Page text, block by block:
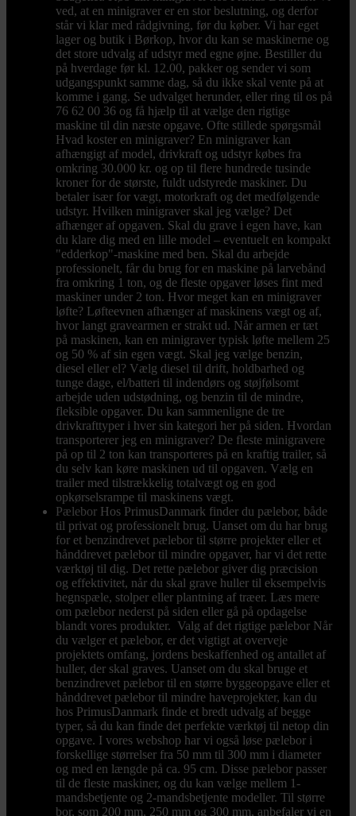
ved, at en minigraver er en stor beslutning, og derfor
står vi klar med rådgivning, før du køber. Vi har eget
lager og butik i Børkop, hvor du kan se maskinerne og
det store udvalg af udstyr med egne øjne. Bestiller du
på hverdage før kl. 12.00, pakker og sender vi som
udgangspunkt samme dag, så du ikke skal vente på at
komme i gang. Se udvalget herunder, eller ring til os på
76 62 00 36 og få hjælp til at vælge den rigtige
maskine til din næste opgave. Ofte stillede spørgsmål
Hvad koster en minigraver? En minigraver kan
afhængigt af model, drivkraft og udstyr købes fra
omkring 30.000 kr. og op til flere hundrede tusinde
kroner for de største, fuldt udstyrede maskiner. Du
betaler især for vægt, motorkraft og det medfølgende
udstyr. Hvilken minigraver skal jeg vælge? Det
afhænger af opgaven. Skal du grave i egen have, kan
du klare dig med en lille model – eventuelt en kompakt
"edderkop"-maskine med ben. Skal du arbejde
professionelt, får du brug for en maskine på larvebånd
fra omkring 1 ton, og de fleste opgaver løses fint med
maskiner under 2 ton. Hvor meget kan en minigraver
løfte? Løfteevnen afhænger af maskinens vægt og af,
hvor langt gravearmen er strakt ud. Når armen er tæt
på maskinen, kan en minigraver typisk løfte mellem 25
og 50 % af sin egen vægt. Skal jeg vælge benzin,
diesel eller el? Vælg diesel til drift, holdbarhed og
tunge dage, el/batteri til indendørs og støjfølsomt
arbejde uden udstødning, og benzin til de mindre,
fleksible opgaver. Du kan sammenligne de tre
drivkrafttyper i hver sin kategori her på siden. Hvordan
transporterer jeg en minigraver? De fleste minigravere
på op til 2 ton kan transporteres på en kraftig trailer, så
du selv kan køre maskinen ud til opgaven. Vælg en
trailer med tilstrækkelig totalvægt og en god
opkørselsrampe til maskinens vægt.
Pælebor Hos PrimusDanmark finder du pælebor, både
til privat og professionelt brug. Uanset om du har brug
for et benzindrevet pælebor til større projekter eller et
hånddrevet pælebor til mindre opgaver, har vi det rette
værktøj til dig. Det rette pælebor giver dig præcision
og effektivitet, når du skal grave huller til eksempelvis
hegnspæle, stolper eller plantning af træer. Læs mere
om pælebor nederst på siden eller gå på opdagelse
blandt vores produkter. Valg af det rigtige pælebor Når
du vælger et pælebor, er det vigtigt at overveje
projektets omfang, jordens beskaffenhed og antallet af
huller, der skal graves. Uanset om du skal bruge et
benzindrevet pælebor til en større byggeopgave eller et
hånddrevet pælebor til mindre haveprojekter, kan du
hos PrimusDanmark finde et bredt udvalg af begge
typer, så du kan finde det perfekte værktøj til netop din
opgave. I vores webshop har vi også løse pælebor i
forskellige størrelser fra 50 mm til 300 mm i diameter
og med en længde på ca. 95 cm. Disse pælebor passer
til de fleste maskiner, og du kan vælge mellem 1-
mandsbetjente og 2-mandsbetjente modeller. Til større
bor, som 200 mm, 250 mm og 300 mm, anbefaler vi en